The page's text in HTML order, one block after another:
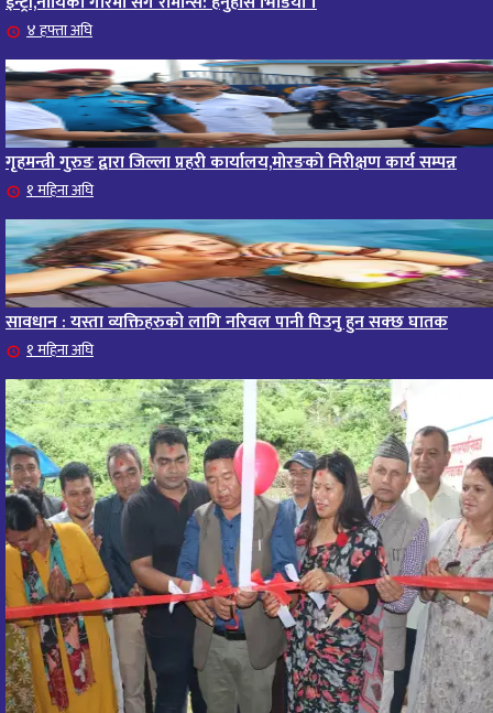
२०
आजको राशिफल: अवसर र चुनौतीसँग दिन बित्नेछ, धैर्यले
सफलता मिल्नेछ
११ महिना अघि
४ हफ्ता अघि
गृहमन्त्री गुरुङ द्वारा जिल्ला प्रहरी कार्यालय,मोरङको निरीक्षण कार्य सम्पन्न
१ महिना अघि
सावधान : यस्ता व्यक्तिहरुको लागि नरिवल पानी पिउनु हुन सक्छ घातक
१ महिना अघि